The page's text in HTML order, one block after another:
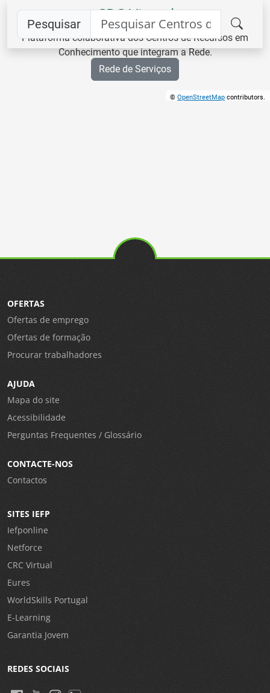
CRC Virtual
Plataforma colaborativa dos Centros de Recursos em
Conhecimento que integram a Rede.
©OpenStreetMap contributors.
Pesquisar
Rede de Serviços
OFERTAS
Ofertas de emprego
Ofertas de formação
Procurar trabalhadores
AJUDA
Mapa do site
Acessibilidade
Perguntas Frequentes / Glossário
CONTACTE-NOS
Contactos
SITES IEFP
Iefponline
Netforce
CRC Virtual
Eures
WorldSkills Portugal
E-Learning
Garantia Jovem
REDES SOCIAIS